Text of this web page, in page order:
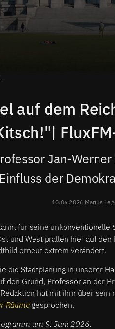
auf dem
Jan-
der
10.06.2026 Marius
für seine unkonventionelle
und West prallen hier auf
erneut extrem verändert.
die Stadtplanung in unserer
den Grund, Professor an der
hat mit ihm über sein
Räume gesprochen.
am 9. Juni 2026.